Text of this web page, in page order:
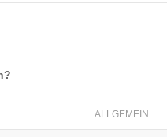
?
ALLGEMEIN